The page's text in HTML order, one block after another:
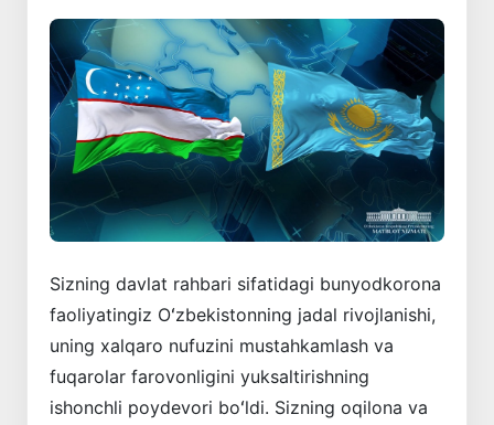
Sizning davlat rahbari sifatidagi bunyodkorona
faoliyatingiz Oʻzbekistonning jadal rivojlanishi,
uning xalqaro nufuzini mustahkamlash va
fuqarolar farovonligini yuksaltirishning
ishonchli poydevori boʻldi. Sizning oqilona va